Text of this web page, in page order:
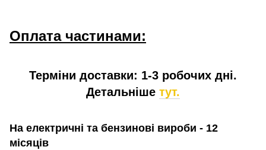
Оплата частинами:
Терміни доставки: 1-3 робочих дні.
Детальніше тут.
На електричні та бензинові вироби - 12
місяців